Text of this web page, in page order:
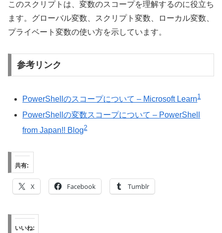
このスクリプトは、変数のスコープを理解するのに役立ち
ます。グローバル変数、スクリプト変数、ローカル変数、
プライベート変数の使い方を示しています。
参考リンク
PowerShellのスコープについて – Microsoft Learn1
PowerShellの変数スコープについて – PowerShell
from Japan!! Blog2
共有:
X Facebook Tumblr
いいね: